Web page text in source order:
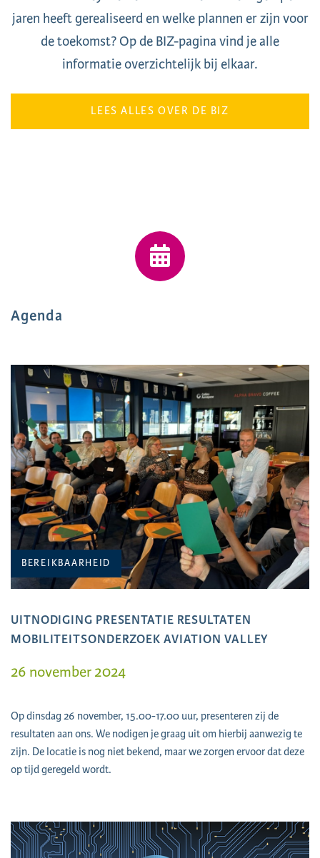
jaren heeft gerealiseerd en welke plannen er zijn voor
de toekomst? Op de BIZ-pagina vind je alle
informatie overzichtelijk bij elkaar.
LEES ALLES OVER DE BIZ
Agenda
BEREIKBAARHEID
UITNODIGING PRESENTATIE RESULTATEN
MOBILITEITSONDERZOEK AVIATION VALLEY
26 november 2024
Op dinsdag 26 november, 15.00-17.00 uur, presenteren zij de
resultaten aan ons. We nodigen je graag uit om hierbij aanwezig te
zijn. De locatie is nog niet bekend, maar we zorgen ervoor dat deze
op tijd geregeld wordt.